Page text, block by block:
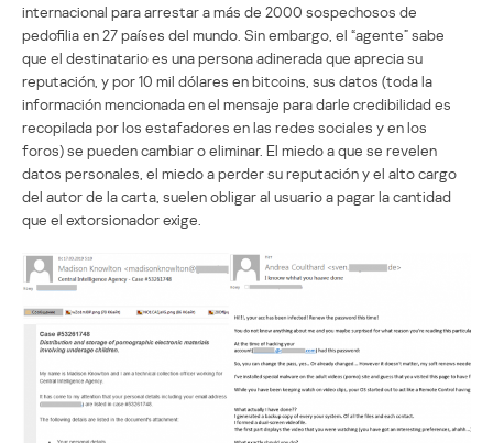
internacional para arrestar a más de 2000 sospechosos de
pedofilia en 27 países del mundo. Sin embargo, el “agente” sabe
que el destinatario es una persona adinerada que aprecia su
reputación, y por 10 mil dólares en bitcoins, sus datos (toda la
información mencionada en el mensaje para darle credibilidad es
recopilada por los estafadores en las redes sociales y en los
foros) se pueden cambiar o eliminar. El miedo a que se revelen
datos personales, el miedo a perder su reputación y el alto cargo
del autor de la carta, suelen obligar al usuario a pagar la cantidad
que el extorsionador exige.